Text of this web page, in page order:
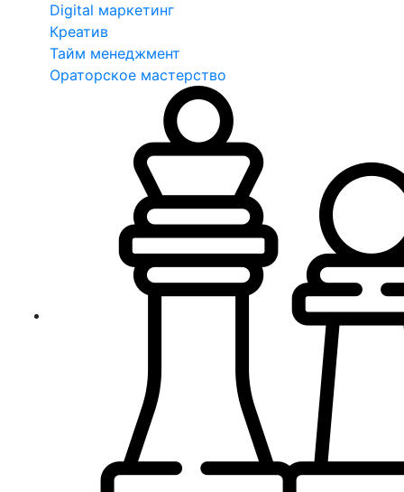
Digital маркетинг
Креатив
Тайм менеджмент
Ораторское мастерство